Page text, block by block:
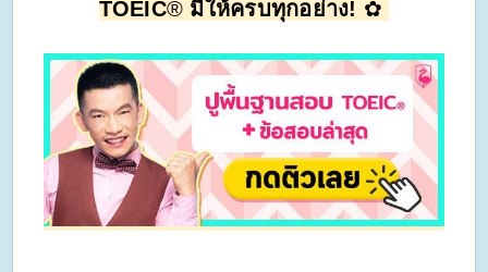
TOEIC® มีให้ครบทุกอย่าง! ✿